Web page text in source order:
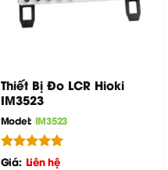
Thiết Bị Đo LCR Hioki
IM3523
Model: IM3523
Được xếp
Giá: Liên hệ